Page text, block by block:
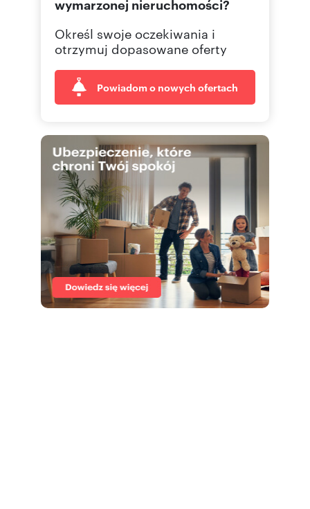
wymarzonej nieruchomości?
Określ swoje oczekiwania i
otrzymuj dopasowane oferty
Powiadom o nowych ofertach